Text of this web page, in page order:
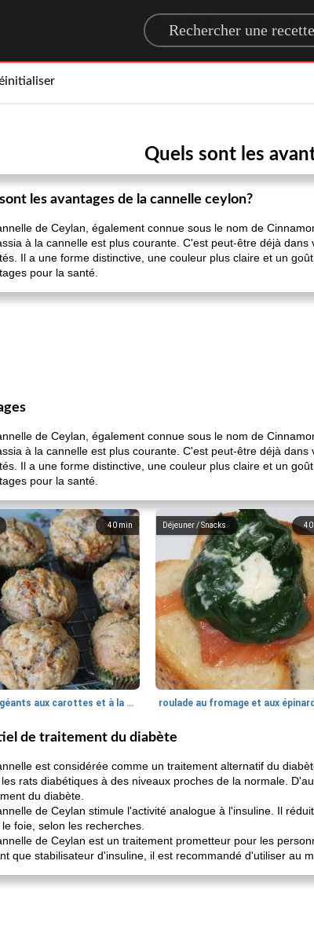
Search for a recipe
Quels sont les
les avantages de la cannelle ceylon?
de Ceylan, également connue sous le nom de
à la cannelle est plus courante. C'est peut-être déjà
Il a une forme distinctive, une couleur plus claire et un
pour la santé.
de Ceylan, également connue sous le nom de
à la cannelle est plus courante. C'est peut-être déjà
Il a une forme distinctive, une couleur plus claire et un
pour la santé.
40 min
Muffins géants aux carottes et à la banane de Nif
40
Déjeuner / Snacks
roulade au fromage et aux
de traitement du diabète
est considérée comme un traitement alternatif du
rats diabétiques à des niveaux proches de la normale.
du diabète.
de Ceylan stimule l'activité analogue à l'insuline. Il
foie, selon les recherches.
de Ceylan est un traitement prometteur pour les
que stabilisateur d'insuline, il est recommandé d'utiliser au